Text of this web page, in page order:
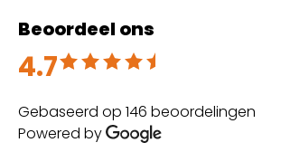
Beoordeel ons
4.7
Beoordeeld met 4.7 uit 5
Gebaseerd op 146 beoordelingen
Powered by